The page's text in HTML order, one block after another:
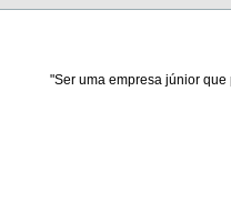
"Ser uma empresa júnior